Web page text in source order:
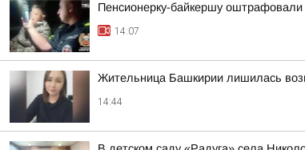
Пенсионерку-байкершу
14:07
Жительница Башкирии лишилась
14:44